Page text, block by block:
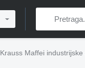
Krauss Maffei industrijske